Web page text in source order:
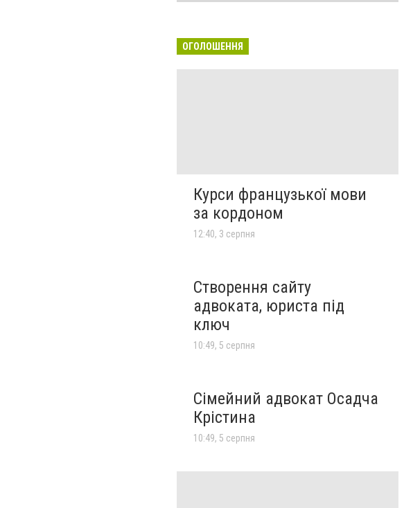
ОГОЛОШЕННЯ
Курси французької мови
за кордоном
12:40, 3 серпня
Створення сайту
адвоката, юриста під
ключ
10:49, 5 серпня
Сімейний адвокат Осадча
Крістина
10:49, 5 серпня